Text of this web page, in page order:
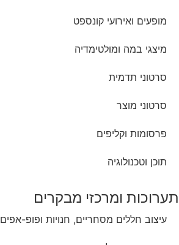
מופעים ואירועי קונספט
מיצגי במה ומולטימדיה
סרטוני תדמית
סרטוני מוצר
פרסומות וקליפים
תוכן וטכנולוגיה
תערוכות ומרכזי מבקרים
עיצוב חללים מסחריים, חנויות ופופ-אפים